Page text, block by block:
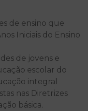
de ensino que
Iniciais do Ensino
de jovens e
escolar do
integral
nas Diretrizes
básica.